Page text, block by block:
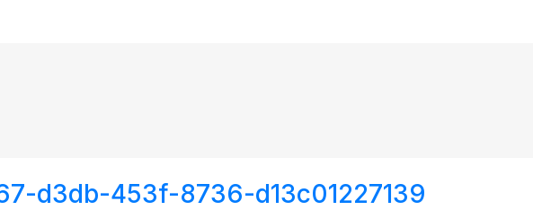
d3db-453f-8736-d13c01227139